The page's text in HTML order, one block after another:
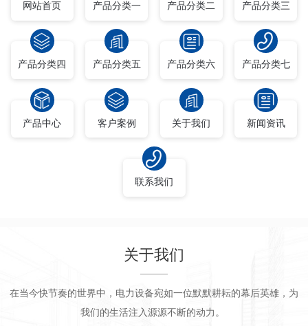
网站首页 产品分类一 产品分类二 产品分类三
产品分类四 产品分类五 产品分类六 产品分类七
产品中心 客户案例 关于我们 新闻资讯
联系我们
关于我们
在当今快节奏的世界中，电力设备宛如一位默默耕耘的幕后英雄，为
我们的生活注入源源不断的动力。